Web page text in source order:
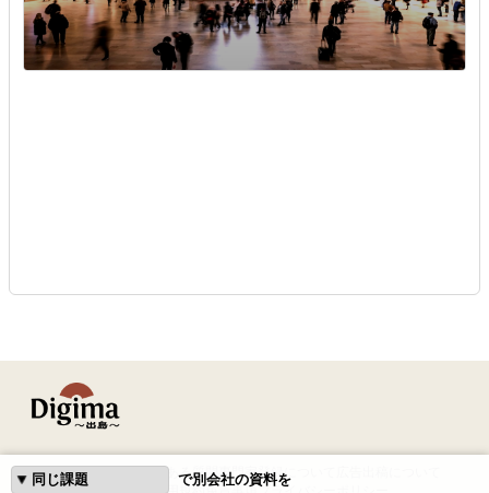
で別会社の資料を
はじめての方へ よくある質問 専門家登録について